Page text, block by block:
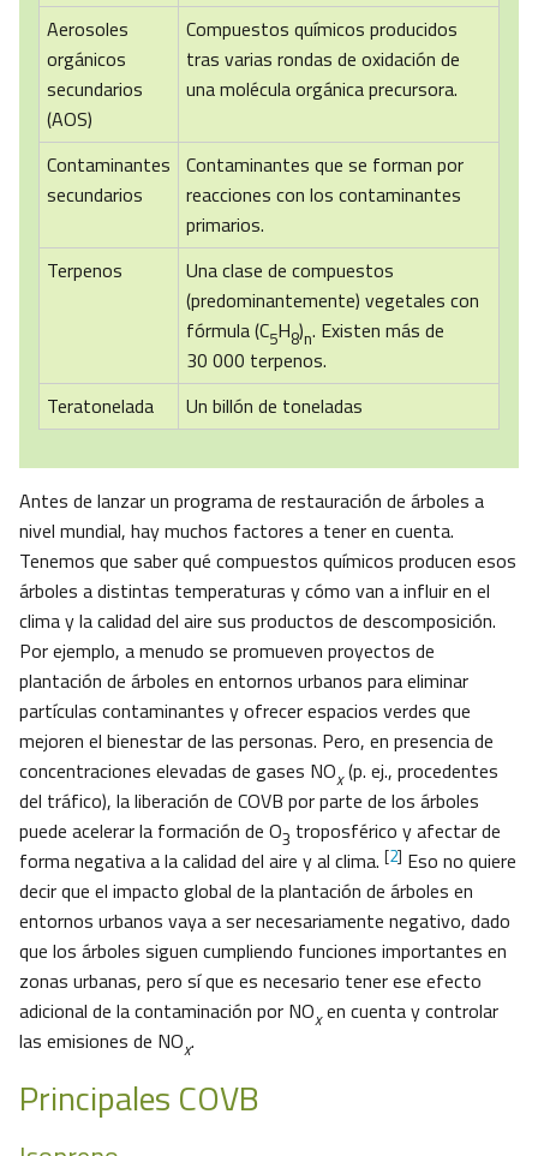
Aerosoles
orgánicos
secundarios
(AOS)
Compuestos químicos producidos
tras varias rondas de oxidación de
una molécula orgánica precursora.
Contaminantes
secundarios
Contaminantes que se forman por
reacciones con los contaminantes
primarios.
Terpenos
Una clase de compuestos
(predominantemente) vegetales con
fórmula (C5H8)n. Existen más de
30 000 terpenos.
Teratonelada
Un billón de toneladas
Antes de lanzar un programa de restauración de árboles a
nivel mundial, hay muchos factores a tener en cuenta.
Tenemos que saber qué compuestos químicos producen esos
árboles a distintas temperaturas y cómo van a influir en el
clima y la calidad del aire sus productos de descomposición.
Por ejemplo, a menudo se promueven proyectos de
plantación de árboles en entornos urbanos para eliminar
partículas contaminantes y ofrecer espacios verdes que
mejoren el bienestar de las personas. Pero, en presencia de
concentraciones elevadas de gases NOx(p. ej., procedentes
del tráfico), la liberación de COVB por parte de los árboles
puede acelerar la formación de O3 troposférico y afectar de
forma negativa a la calidad del aire y al clima. [2] Eso no quiere
decir que el impacto global de la plantación de árboles en
entornos urbanos vaya a ser necesariamente negativo, dado
que los árboles siguen cumpliendo funciones importantes en
zonas urbanas, pero sí que es necesario tener ese efecto
adicional de la contaminación por NOxen cuenta y controlar
las emisiones de NOx.
Principales COVB